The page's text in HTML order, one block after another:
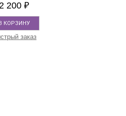
200 ₽
В КОРЗИНУ
заказ